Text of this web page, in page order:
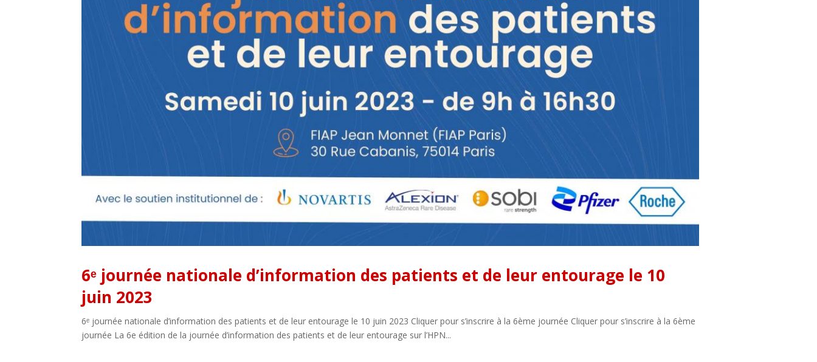
6ᵉ journée nationale d’information des patients et de leur entourage le 10
juin 2023
6ᵉ journée nationale d’information des patients et de leur entourage le 10 juin 2023 Cliquer pour s’inscrire à la 6ème journée Cliquer pour s’inscrire à la 6ème
journée La 6e édition de la journée d’information des patients et de leur entourage sur l’HPN...